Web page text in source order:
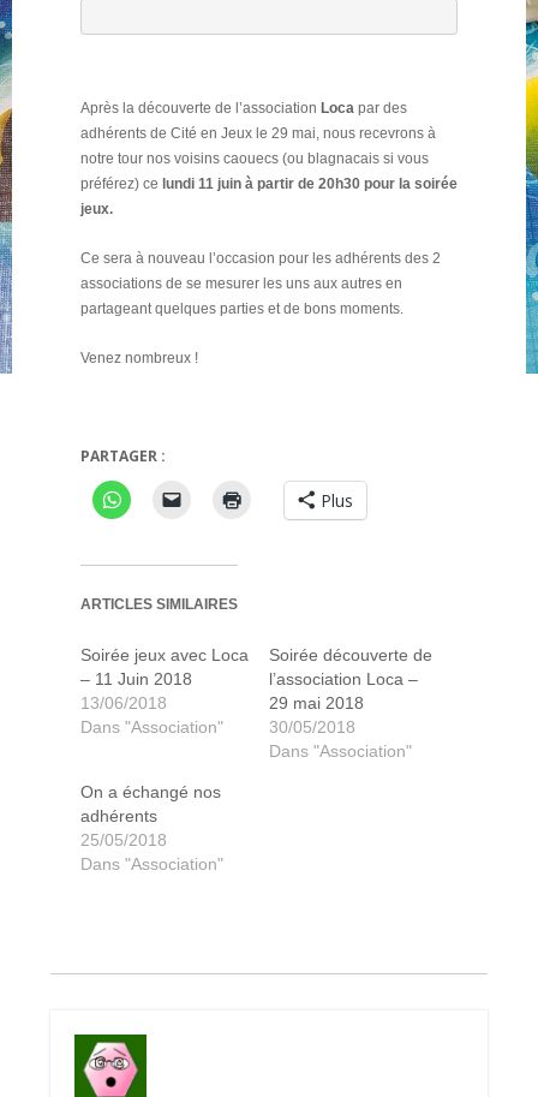
Après la découverte de l’association Loca par des
adhérents de Cité en Jeux le 29 mai, nous recevrons à
notre tour nos voisins caouecs (ou blagnacais si vous
préférez) ce lundi 11 juin à partir de 20h30 pour la soirée
jeux.
Ce sera à nouveau l’occasion pour les adhérents des 2
associations de se mesurer les uns aux autres en
partageant quelques parties et de bons moments.
Venez nombreux !
PARTAGER :
Plus
ARTICLES SIMILAIRES
Soirée jeux avec Loca
– 11 Juin 2018
13/06/2018
Dans "Association"
Soirée découverte de
l’association Loca –
29 mai 2018
30/05/2018
Dans "Association"
On a échangé nos
adhérents
25/05/2018
Dans "Association"